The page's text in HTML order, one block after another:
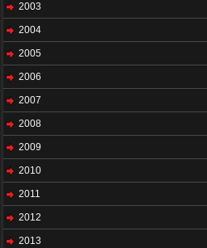
2003
2004
2005
2006
2007
2008
2009
2010
2011
2012
2013